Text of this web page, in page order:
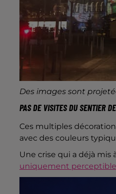
Des images sont
PAS DE VISITES DU SENTIER
Ces multiples
avec des couleurs
Une crise qui a déjà mis
uniquement